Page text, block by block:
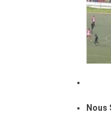
Nous